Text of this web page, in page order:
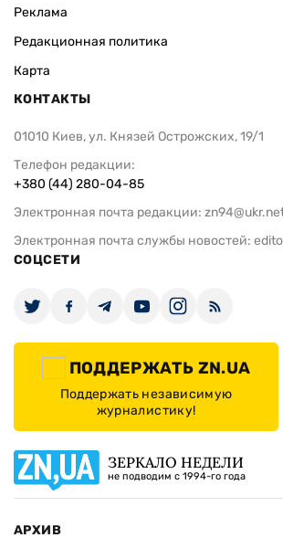
Реклама
Редакционная политика
Карта
КОНТАКТЫ
01010 Киев, ул. Князей Острожских, 19/1
Телефон редакции:
+380 (44) 280-04-85
Электронная почта редакции:
Электронная почта службы новостей:
СОЦСЕТИ
ПОДДЕРЖАТЬ ZN.UA
Поддержать независимую
журналистику!
ЗЕРКАЛО НЕДЕЛИ
не подводим с 1994-го года
АРХИВ